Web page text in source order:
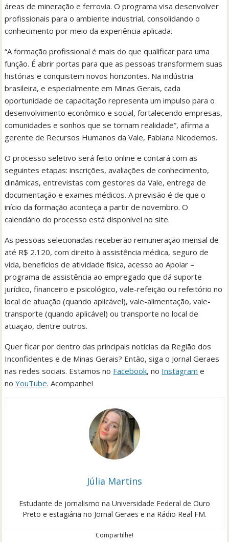
áreas de mineração e ferrovia. O programa visa desenvolver
profissionais para o ambiente industrial, consolidando o
conhecimento por meio da experiência aplicada.
“A formação profissional é mais do que qualificar para uma
função. É abrir portas para que as pessoas transformem suas
histórias e conquistem novos horizontes. Na indústria
brasileira, e especialmente em Minas Gerais, cada
oportunidade de capacitação representa um impulso para o
desenvolvimento econômico e social, fortalecendo empresas,
comunidades e sonhos que se tornam realidade”, afirma a
gerente de Recursos Humanos da Vale, Fabiana Nicodemos.
O processo seletivo será feito online e contará com as
seguintes etapas: inscrições, avaliações de conhecimento,
dinâmicas, entrevistas com gestores da Vale, entrega de
documentação e exames médicos. A previsão é de que o
início da formação aconteça a partir de novembro. O
calendário do processo está disponível no site.
As pessoas selecionadas receberão remuneração mensal de
até R$ 2.120, com direito à assistência médica, seguro de
vida, benefícios de atividade física, acesso ao Apoiar –
programa de assistência ao empregado que dá suporte
jurídico, financeiro e psicológico, vale-refeição ou refeitório no
local de atuação (quando aplicável), vale-alimentação, vale-
transporte (quando aplicável) ou transporte no local de
atuação, dentre outros.
Quer ficar por dentro das principais notícias da Região dos
Inconfidentes e de Minas Gerais? Então, siga o Jornal Geraes
nas redes sociais. Estamos no Facebook, no Instagram e
noYouTube. Acompanhe!
Júlia Martins
Estudante de jornalismo na Universidade Federal de Ouro
Preto e estagiária no Jornal Geraes e na Rádio Real FM.
Compartilhe!